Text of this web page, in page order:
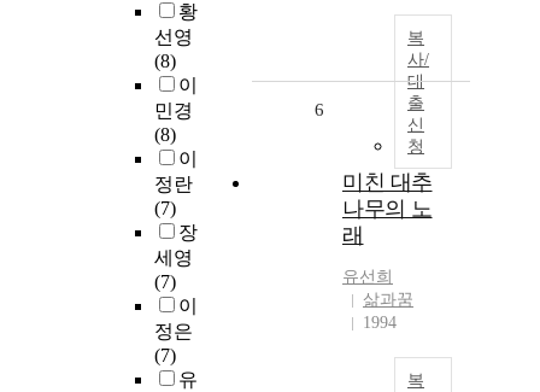
황
선영
(8)
이
민경
(8)
이
정란
(7)
장
세영
(7)
이
정은
(7)
유
복
사/
대
출
신
청
6
미친 대추
나무의 노
래
유선희
삶과꿈
1994
복